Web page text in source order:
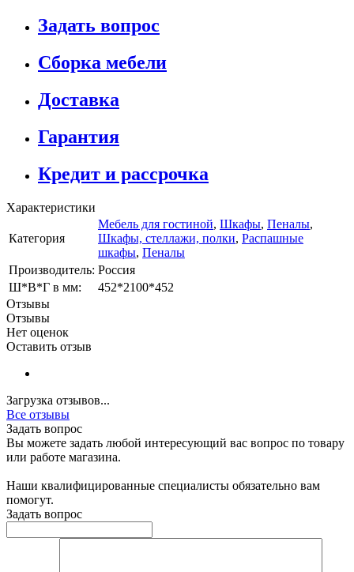
Задать вопрос
Сборка мебели
Доставка
Гарантия
Кредит и рассрочка
Характеристики
Категория
Мебель для гостиной, Шкафы, Пеналы,
Шкафы, стеллажи, полки, Распашные
шкафы, Пеналы
Производитель: Россия
Ш*В*Г в мм:
452*2100*452
Отзывы
Отзывы
Нет оценок
Оставить отзыв
Загрузка отзывов...
Все отзывы
Задать вопрос
Вы можете задать любой интересующий вас вопрос по товару
или работе магазина.
Наши квалифицированные специалисты обязательно вам
помогут.
Задать вопрос